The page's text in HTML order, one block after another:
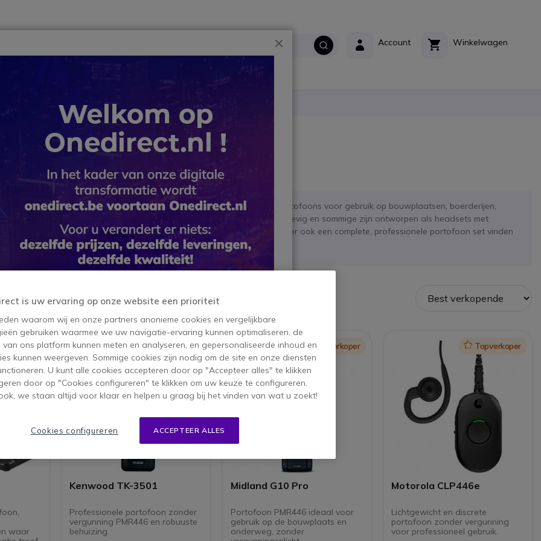
Winkelwagen
Account
Waarom Onedirect?
B2B-webshop – Minimale bestelwaarde: 300 € (excl. btw)
Portofoons
zoek zijn naar een betrouwbare en stevige portofoon, hebben we portofoons voor gebruik op bouwplaatsen, boerderijen,
en andere uitgebreide werkplekken. Vele van deze walkie-talkies zijn stevig en sommige zijn ontworpen als headsets met
om het gebruiksgemak te maximaliseren. Daarnaast kunt u hier ook een complete, professionele portofoon set vinden
een meerdere portofoons.
1-40 van 125
waar
IconTopverkoper
Kenwood TK-3501
Professionele portofoon zonder
vergunning PMR446 en robuuste
behuizing.
IconTopverkoper
Midland G10 Pro
Portofoon PMR446 ideaal voor
gebruik op de bouwplaats en
onderweg, zonder
IconTopverkoper
Motorola CLP446e
Lichtgewicht en discrete
portofoon zonder vergunning
voor professioneel gebruik.
is uw ervaring op onze website een prioriteit
waarom wij en onze partners anonieme cookies en vergelijkbare
gebruiken waarmee we uw navigatie-ervaring kunnen optimaliseren, de
ons platform kunnen meten en analyseren, en gepersonaliseerde inhoud en
kunnen weergeven. Sommige cookies zijn nodig om de site en onze diensten
U kunt alle cookies accepteren door op "Accepteer alles" te klikken
door op "Cookies configureren" te klikken om uw keuze te configureren.
we staan altijd voor klaar en helpen u graag bij het vinden van wat u zoekt!
ACCEPTEER ALLES
Cookies configureren